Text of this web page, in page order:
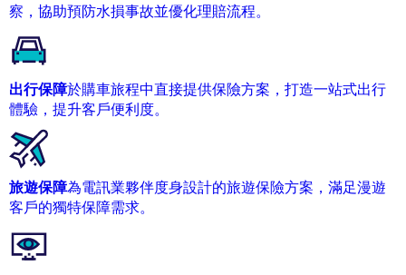
察，協助預防水損事故並優化理賠流程。
出行保障於購車旅程中直接提供保險方案，打造一站式出行
體驗，提升客戶便利度。
旅遊保障為電訊業夥伴度身設計的旅遊保險方案，滿足漫遊
客戶的獨特保障需求。